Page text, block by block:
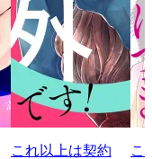
これ以上は契約
こ